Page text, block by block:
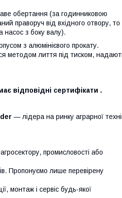
обертання (за годинниковою
праворуч від вхідного отвору, то
насос з боку валу).
з алюмінієвого прокату.
методом лиття під тиском,
відповідні сертифікати .
— лідера на ринку аграрної
промисловості або
Пропонуємо лише перевірену
монтаж і сервіс будь-якої